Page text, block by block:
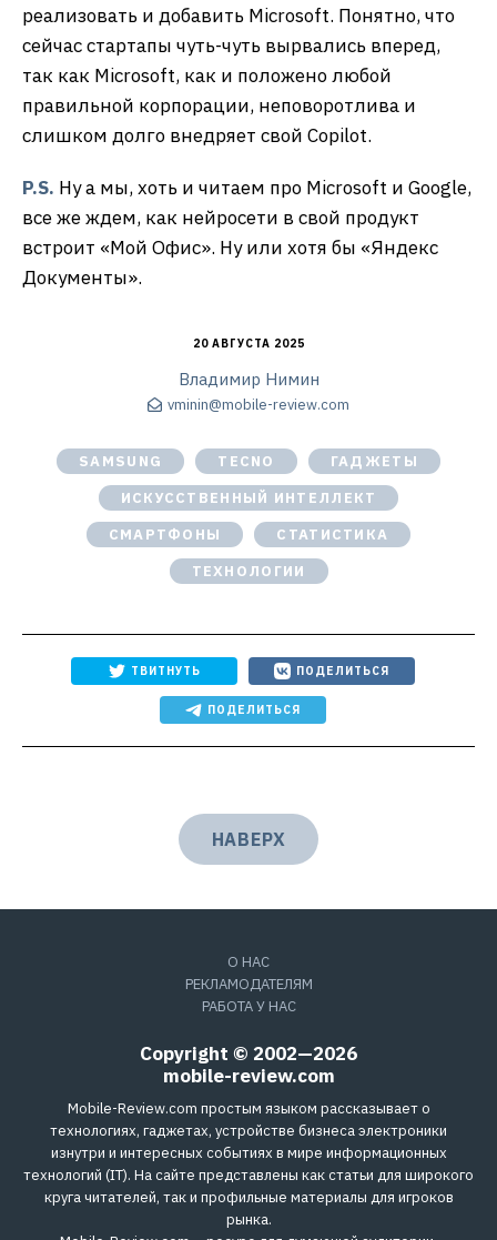
реализовать и добавить Microsoft. Понятно, что
сейчас стартапы чуть-чуть вырвались вперед,
так как Microsoft, как и положено любой
правильной корпорации, неповоротлива и
слишком долго внедряет свой Copilot.
P.S. Ну а мы, хоть и читаем про Microsoft и Google,
все же ждем, как нейросети в свой продукт
встроит «Мой Офис». Ну или хотя бы «Яндекс
Документы».
20 АВГУСТА 2025
Владимир Нимин
vminin@mobile-review.com
SAMSUNG TECNO
ГАДЖЕТЫ
ИСКУССТВЕННЫЙ ИНТЕЛЛЕКТ
СМАРТФОНЫ
СТАТИСТИКА
ТЕХНОЛОГИИ
ТВИТНУТЬ ПОДЕЛИТЬСЯ
ПОДЕЛИТЬСЯ
НАВЕРХ
О НАС
РЕКЛАМОДАТЕЛЯМ
РАБОТА У НАС
Copyright © 2002—2026
mobile-review.com
Mobile-Review.com простым языком рассказывает о
технологиях, гаджетах, устройстве бизнеса электроники
изнутри и интересных событиях в мире информационных
технологий (IT). На сайте представлены как статьи для широкого
круга читателей, так и профильные материалы для игроков
рынка.